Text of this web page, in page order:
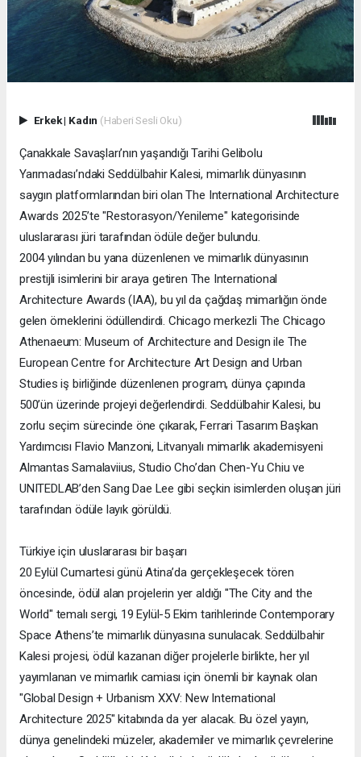
Erkek| Kadın (Haberi Sesli Oku)
Çanakkale Savaşları’nın yaşandığı Tarihi Gelibolu
Yarımadası’ndaki Seddülbahir Kalesi, mimarlık dünyasının
saygın platformlarından biri olan The International Architecture
Awards 2025’te "Restorasyon/Yenileme" kategorisinde
uluslararası jüri tarafından ödüle değer bulundu.
2004 yılından bu yana düzenlenen ve mimarlık dünyasının
prestijli isimlerini bir araya getiren The International
Architecture Awards (IAA), bu yıl da çağdaş mimarlığın önde
gelen örneklerini ödüllendirdi. Chicago merkezli The Chicago
Athenaeum: Museum of Architecture and Design ile The
European Centre for Architecture Art Design and Urban
Studies iş birliğinde düzenlenen program, dünya çapında
500’ün üzerinde projeyi değerlendirdi. Seddülbahir Kalesi, bu
zorlu seçim sürecinde öne çıkarak, Ferrari Tasarım Başkan
Yardımcısı Flavio Manzoni, Litvanyalı mimarlık akademisyeni
Almantas Samalaviius, Studio Cho’dan Chen-Yu Chiu ve
UNITEDLAB’den Sang Dae Lee gibi seçkin isimlerden oluşan jüri
tarafından ödüle layık görüldü.
Türkiye için uluslararası bir başarı
20 Eylül Cumartesi günü Atina’da gerçekleşecek tören
öncesinde, ödül alan projelerin yer aldığı "The City and the
World" temalı sergi, 19 Eylül-5 Ekim tarihlerinde Contemporary
Space Athens’te mimarlık dünyasına sunulacak. Seddülbahir
Kalesi projesi, ödül kazanan diğer projelerle birlikte, her yıl
yayımlanan ve mimarlık camiası için önemli bir kaynak olan
"Global Design + Urbanism XXV: New International
Architecture 2025" kitabında da yer alacak. Bu özel yayın,
dünya genelindeki müzeler, akademiler ve mimarlık çevrelerine